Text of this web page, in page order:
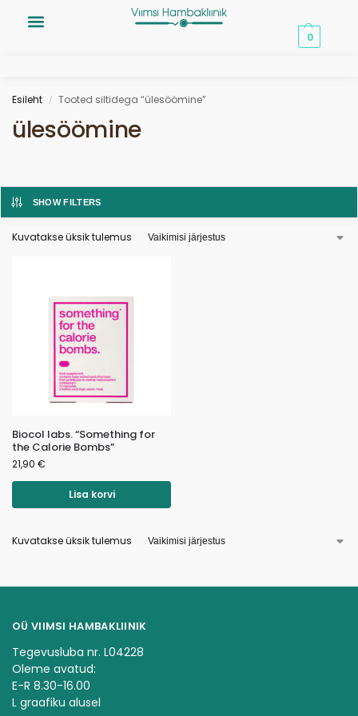
0
Esileht / Tooted siltidega “ülesöömine”
ülesöömine
SHOW FILTERS
Kuvatakse üksik tulemus
Biocol labs. “Something for
the Calorie Bombs”
21,90 €
Lisa korvi
Kuvatakse üksik tulemus
OÜ VIIMSI HAMBAKLIINIK
Tegevusluba nr. L04228
Oleme avatud:
E-R 8.30-16.00
L graafiku alusel